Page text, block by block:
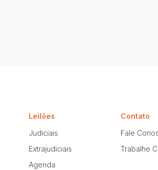
Leilões
Judiciais
Extrajudiciais
Agenda
Contato
Fale
Trabalhe